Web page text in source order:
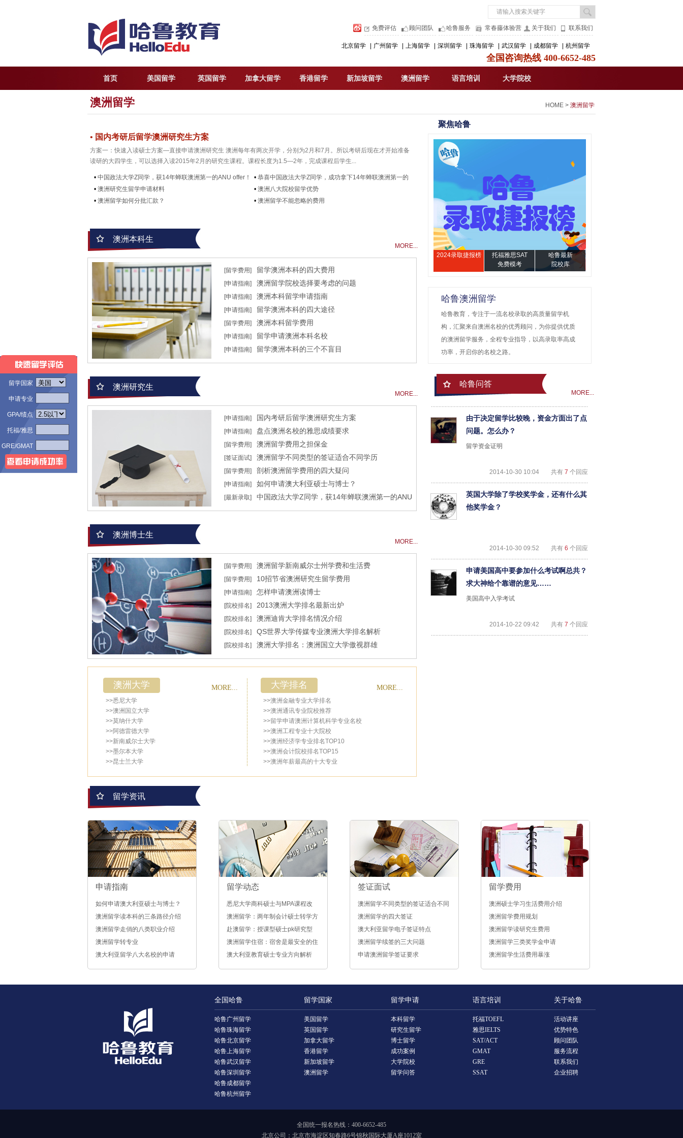
免费评估 顾问团队 哈鲁服务 常春藤体验营 关于我们 联系我们
北京留学 广州留学 上海留学 深圳留学 珠海留学 武汉留学 成都留学 杭州留学
全国咨询热线 400-6652-485
首页 美国留学 英国留学 加拿大留学 香港留学 新加坡留学 澳洲留学 语言培训 大学院校
澳洲留学 HOME > 澳洲留学
• 国内考研后留学澳洲研究生方案
方案一：快速入读硕士方案—直接申请澳洲研究生 澳洲每年有两次开学，分别为2月和7月。所以考研后现在才开始准备
读研的大四学生，可以选择入读2015年2月的研究生课程。课程长度为1.5—2年，完成课程后学生...
• 中国政法大学Z同学，获14年蝉联澳洲第一的ANU offer！ • 恭喜中国政法大学Z同学，成功拿下14年蝉联澳洲第一的
ANU offer！
• 澳洲研究生留学申请材料 • 澳洲八大院校留学优势
• 澳洲留学如何分批汇款？ • 澳洲留学不能忽略的费用
澳洲本科生
MORE...
[留学费用] 留学澳洲本科的四大费用
[申请指南] 澳洲留学院校选择要考虑的问题
[申请指南] 澳洲本科留学申请指南
[申请指南] 留学澳洲本科的四大途径
[留学费用] 澳洲本科留学费用
[申请指南] 留学申请澳洲本科名校
[申请指南] 留学澳洲本科的三个不盲目
澳洲研究生
MORE...
[申请指南] 国内考研后留学澳洲研究生方案
[申请指南] 盘点澳洲名校的雅思成绩要求
[留学费用] 澳洲留学费用之担保金
[签证面试] 澳洲留学不同类型的签证适合不同学历
[留学费用] 剖析澳洲留学费用的四大疑问
[申请指南] 如何申请澳大利亚硕士与博士？
[最新录取]
中国政法大学Z同学，获14年蝉联澳洲第一的ANU
offer！
澳洲博士生
MORE...
[留学费用] 澳洲留学新南威尔士州学费和生活费
[留学费用] 10招节省澳洲研究生留学费用
[申请指南] 怎样申请澳洲读博士
[院校排名] 2013澳洲大学排名最新出炉
[院校排名] 澳洲迪肯大学排名情况介绍
[院校排名] QS世界大学传媒专业澳洲大学排名解析
[院校排名] 澳洲大学排名：澳洲国立大学傲视群雄
澳洲大学 MORE...
>>悉尼大学
>>澳洲国立大学
>>莫纳什大学
>>阿德雷德大学
>>新南威尔士大学
>>墨尔本大学
>>昆士兰大学
大学排名 MORE...
>>澳洲金融专业大学排名
>>澳洲通讯专业院校推荐
>>留学申请澳洲计算机科学专业名校
>>澳洲工程专业十大院校
>>澳洲经济学专业排名TOP10
>>澳洲会计院校排名TOP15
>>澳洲年薪最高的十大专业
聚焦哈鲁
2024录取捷报榜
托福雅思SAT
免费模考
哈鲁最新
院校库
哈鲁澳洲留学
哈鲁教育，专注于一流名校录取的高质量留学机
构，汇聚来自澳洲名校的优秀顾问，为你提供优质
的澳洲留学服务，全程专业指导，以高录取率高成
功率，开启你的名校之路。
哈鲁问答
MORE...
由于决定留学比较晚，资金方面出了点
问题。怎么办？
留学资金证明
2014-10-30 10:04 共有 7 个回应
英国大学除了学校奖学金，还有什么其
他奖学金？
2014-10-30 09:52 共有 6 个回应
申请美国高中要参加什么考试啊总共？
求大神给个靠谱的意见……
美国高中入学考试
2014-10-22 09:42 共有 7 个回应
留学资讯
申请指南
如何申请澳大利亚硕士与博士？
澳洲留学读本科的三条路径介绍
澳洲留学走俏的八类职业介绍
澳洲留学转专业
澳大利亚留学八大名校的申请
留学动态
悉尼大学商科硕士与MPA课程改
革制度
澳洲留学：两年制会计硕士转学方
法
赴澳留学：授课型硕士pk研究型
硕士
澳洲留学住宿：宿舍是最安全的住
房选择
澳大利亚教育硕士专业方向解析
签证面试
澳洲留学不同类型的签证适合不同
学历
澳洲留学的四大签证
澳大利亚留学电子签证特点
澳洲留学续签的三大问题
申请澳洲留学签证要求
留学费用
澳洲硕士学习生活费用介绍
澳洲留学费用规划
澳洲留学读研究生费用
澳洲留学三类奖学金申请
澳洲留学生活费用暴涨
全国哈鲁 留学国家 留学申请 语言培训 关于哈鲁
哈鲁广州留学
哈鲁珠海留学
哈鲁北京留学
哈鲁上海留学
哈鲁武汉留学
哈鲁深圳留学
哈鲁成都留学
哈鲁杭州留学
美国留学
英国留学
加拿大留学
香港留学
新加坡留学
澳洲留学
本科留学
研究生留学
博士留学
成功案例
大学院校
留学问答
托福TOEFL
雅思IELTS
SAT/ACT
GMAT
GRE
SSAT
活动讲座
优势特色
顾问团队
服务流程
联系我们
企业招聘
留学国家
申请专业
GPA/绩点
托福/雅思
GRE/GMAT
全国统一报名热线：400-6652-485
北京公司：北京市海淀区知春路6号锦秋国际大厦A座1012室